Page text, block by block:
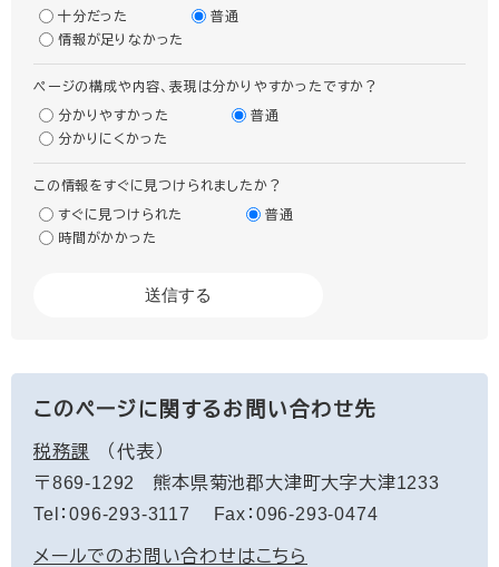
十分だった
普通
情報が足りなかった
ページの構成や内容、表現は分かりやすかったですか？
分かりやすかった
普通
分かりにくかった
この情報をすぐに見つけられましたか？
すぐに見つけられた
普通
時間がかかった
このページに関するお問い合わせ先
税務課
代表
〒869-1292
熊本県菊池郡大津町大字大津1233
Tel：096-293-3117
Fax：096-293-0474
メールでのお問い合わせはこちら